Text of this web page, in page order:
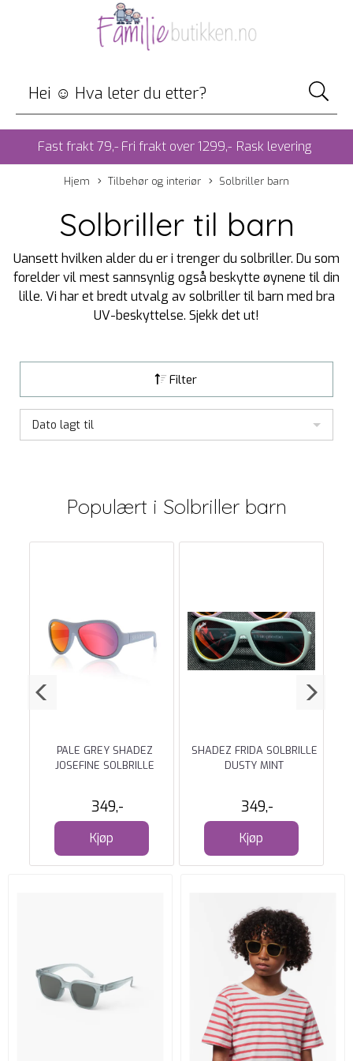
Fast frakt 79,- Fri frakt over 1299,- Rask levering
Hjem Tilbehør og interiør Solbriller barn
Solbriller til barn
Uansett hvilken alder du er i trenger du solbriller. Du som
forelder vil mest sannsynlig også beskytte øynene til din
lille. Vi har et bredt utvalg av solbriller til barn med bra
UV-beskyttelse. Sjekk det ut!
Filter
Dato lagt til
Populært i Solbriller barn
PALE GREY SHADEZ
JOSEFINE SOLBRILLE
349,-
Kjøp
SHADEZ FRIDA SOLBRILLE
DUSTY MINT
349,-
Kjøp